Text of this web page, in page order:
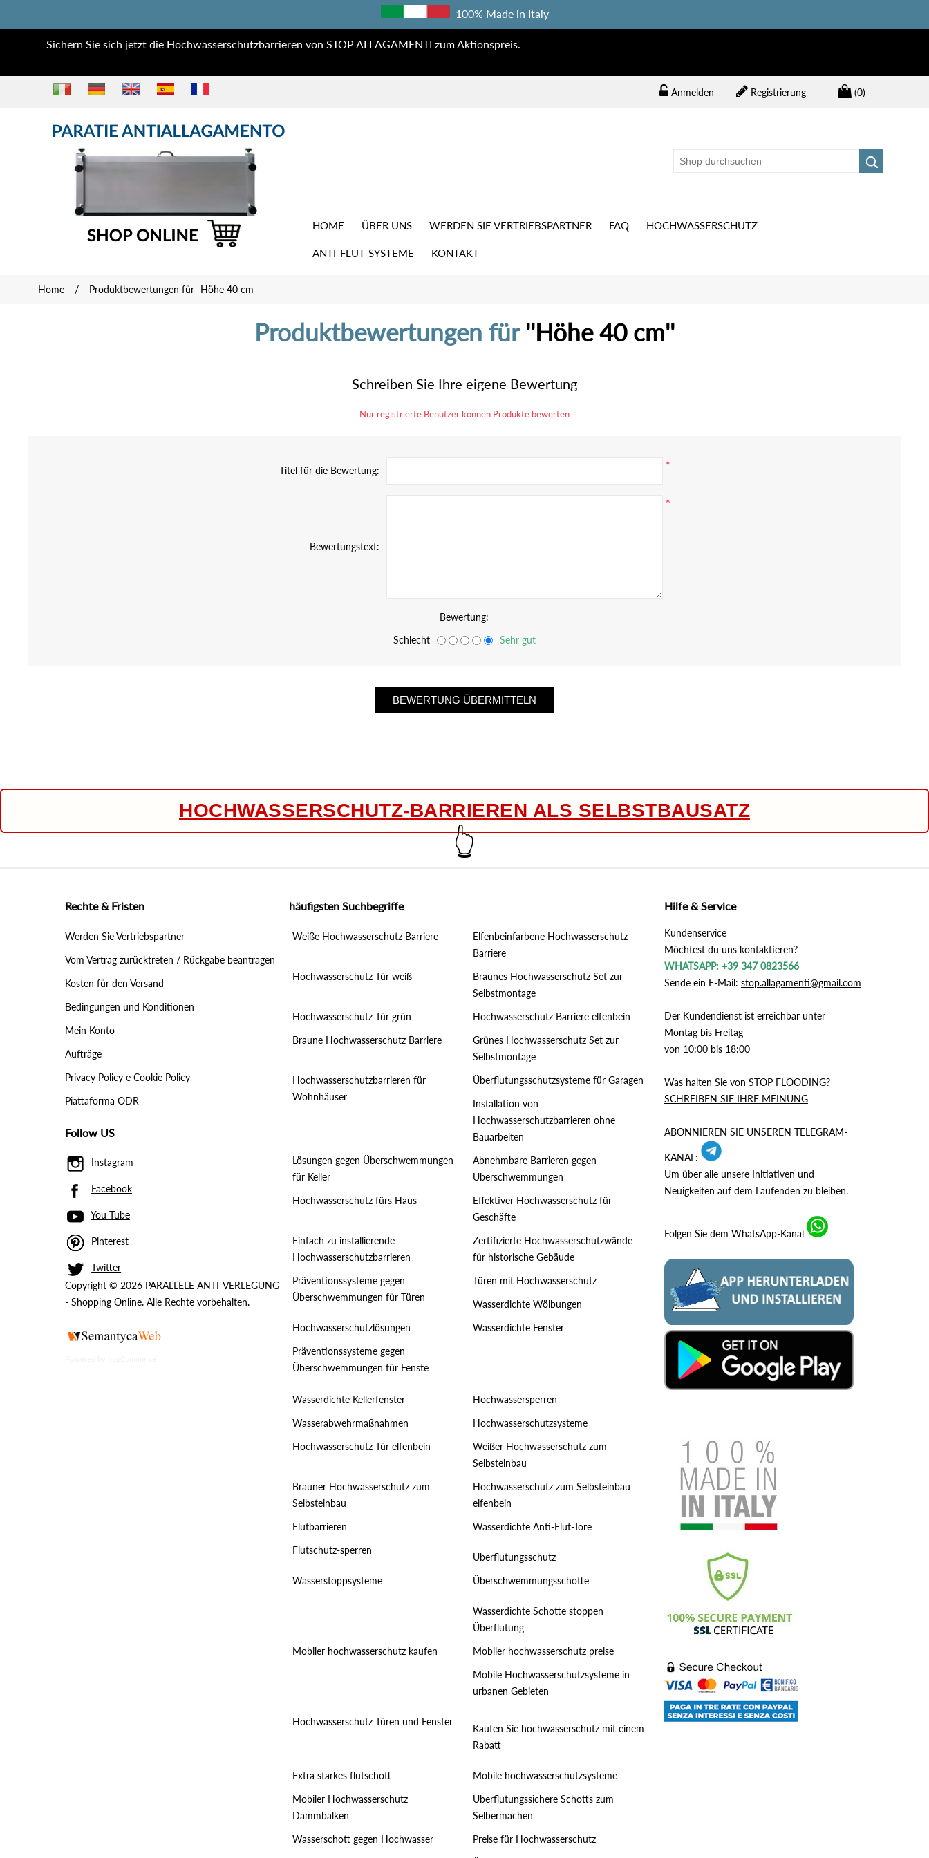
100% Made in Italy
Sichern Sie sich jetzt die Hochwasserschutzbarrieren von STOP ALLAGAMENTI zum Aktionspreis.
(0)
Registrierung
Anmelden
HOME ÜBER UNS WERDEN SIE VERTRIEBSPARTNER FAQ HOCHWASSERSCHUTZ
ANTI-FLUT-SYSTEME KONTAKT
Home / Produktbewertungen für Höhe 40 cm
Produktbewertungen für Höhe 40 cm
Schreiben Sie Ihre eigene Bewertung
Nur registrierte Benutzer können Produkte bewerten
Titel für die Bewertung: *
Bewertungstext:
*
Bewertung:
Schlecht
Sehr gut
HOCHWASSERSCHUTZ-BARRIEREN ALS SELBSTBAUSATZ
👆
Rechte & Fristen
Werden Sie Vertriebspartner
Vom Vertrag zurücktreten / Rückgabe beantragen
Kosten für den Versand
Bedingungen und Konditionen
Mein Konto
Aufträge
Privacy Policy e Cookie Policy
Piattaforma ODR
Follow US
Instagram
Facebook
You Tube
Pinterest
Twitter
Copyright © 2026 PARALLELE ANTI-VERLEGUNG -
- Shopping Online. Alle Rechte vorbehalten.
häufigsten Suchbegriffe
Weiße Hochwasserschutz Barriere
Elfenbeinfarbene Hochwasserschutz
Barriere
Hochwasserschutz Tür weiß
Braunes Hochwasserschutz Set zur
Selbstmontage
Hochwasserschutz Tür grün
Hochwasserschutz Barriere elfenbein
Braune Hochwasserschutz Barriere
Grünes Hochwasserschutz Set zur
Selbstmontage
Hochwasserschutzbarrieren für
Wohnhäuser
Überflutungsschutzsysteme für Garagen
Installation von
Hochwasserschutzbarrieren ohne
Bauarbeiten
Lösungen gegen Überschwemmungen
für Keller
Abnehmbare Barrieren gegen
Überschwemmungen
Hochwasserschutz fürs Haus
Effektiver Hochwasserschutz für
Geschäfte
Einfach zu installierende
Hochwasserschutzbarrieren
Zertifizierte Hochwasserschutzwände
für historische Gebäude
Präventionssysteme gegen
Überschwemmungen für Türen
Türen mit Hochwasserschutz
Wasserdichte Wölbungen
Hochwasserschutzlösungen
Wasserdichte Fenster
Präventionssysteme gegen
Überschwemmungen für Fenste
Wasserdichte Kellerfenster
Hochwassersperren
Wasserabwehrmaßnahmen
Hochwasserschutzsysteme
Hochwasserschutz Tür elfenbein
Weißer Hochwasserschutz zum
Selbsteinbau
Brauner Hochwasserschutz zum
Selbsteinbau
Hochwasserschutz zum Selbsteinbau
elfenbein
Flutbarrieren
Wasserdichte Anti-Flut-Tore
Flutschutz-sperren
Überflutungsschutz
Wasserstoppsysteme
Überschwemmungsschotte
Wasserdichte Schotte stoppen
Überflutung
Mobiler hochwasserschutz kaufen
Mobiler hochwasserschutz preise
Mobile Hochwasserschutzsysteme in
urbanen Gebieten
Hochwasserschutz Türen und Fenster
Kaufen Sie hochwasserschutz mit einem
Rabatt
Extra starkes flutschott
Mobile hochwasserschutzsysteme
Mobiler Hochwasserschutz
Dammbalken
Überflutungssichere Schotts zum
Selbermachen
Wasserschott gegen Hochwasser
Preise für Hochwasserschutz
Hilfe & Service
Kundenservice
Möchtest du uns kontaktieren?
WHATSAPP: +39 347 0823566
Sende ein E-Mail: stop.allagamenti@gmail.com
Der Kundendienst ist erreichbar unter
Montag bis Freitag
von 10:00 bis 18:00
Was halten Sie von STOP FLOODING?
SCHREIBEN SIE IHRE MEINUNG
ABONNIEREN SIE UNSEREN TELEGRAM-
KANAL:
Um über alle unsere Initiativen und
Neuigkeiten auf dem Laufenden zu bleiben.
Folgen Sie dem WhatsApp-Kanal